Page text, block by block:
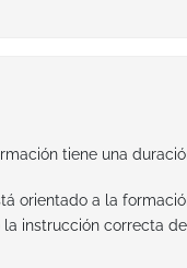
tiene una
orientado a la
instrucción correcta de